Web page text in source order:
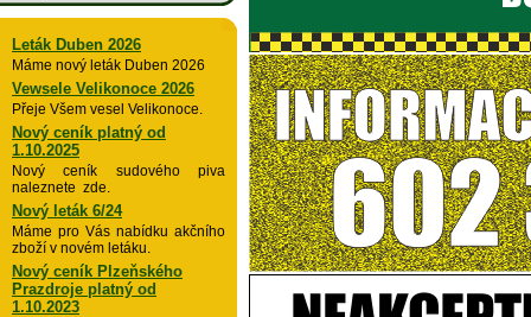
Leták Duben 2026
Máme nový leták Duben 2026
Vewsele Velikonoce 2026
Přeje Všem vesel Velikonoce.
Nový ceník platný od
1.10.2025
Nový ceník sudového piva
naleznete zde.
Nový leták 6/24
Máme pro Vás nabídku akčního
zboží v novém letáku.
Nový ceník Plzeňského
Prazdroje platný od
1.10.2023